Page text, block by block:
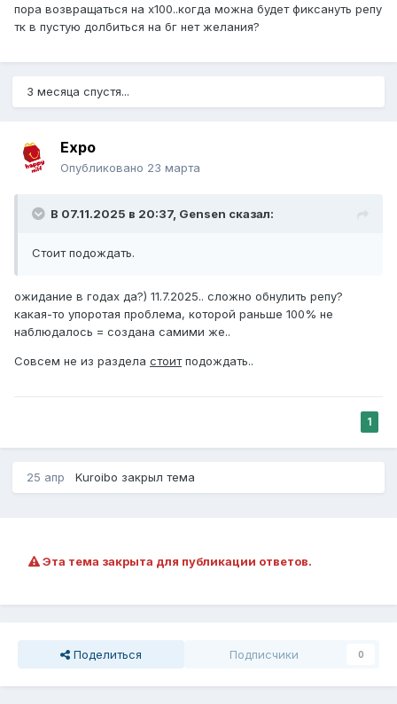
пора возвращаться на х100..когда можна будет фиксануть репу
тк в пустую долбиться на бг нет желания?
3 месяца спустя...
Expo
Опубликовано 23 марта
В 07.11.2025 в 20:37, Gensen сказал:
Стоит подождать.
ожидание в годах да?) 11.7.2025.. сложно обнулить репу?
какая-то упоротая проблема, которой раньше 100% не
наблюдалось = создана самими же..
Совсем не из раздела стоитподождать..
1
25 апр Kuroibo закрыл тема
Эта тема закрыта для публикации ответов.
Поделиться Подписчики 0